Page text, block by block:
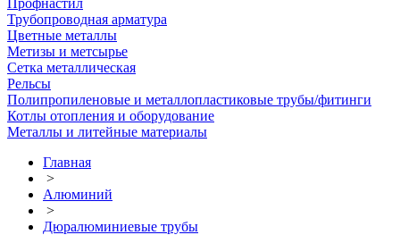
Профнастил
Трубопроводная арматура
Цветные металлы
Метизы и метсырье
Сетка металлическая
Рельсы
Полипропиленовые и металлопластиковые трубы/фитинги
Котлы отопления и оборудование
Металлы и литейные материалы
Главная
>
Алюминий
>
Дюралюминиевые трубы